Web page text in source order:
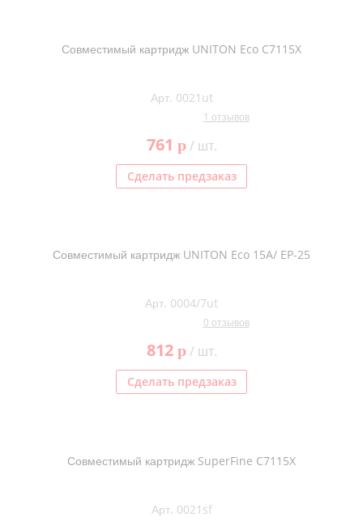
Совместимый картридж UNITON Eco C7115X
Арт. 0021ut
1 отзывов
761 p/ шт.
Сделать предзаказ
Совместимый картридж UNITON Eco 15A/ EP-25
Арт. 0004/7ut
0 отзывов
812 p/ шт.
Сделать предзаказ
Совместимый картридж SuperFine C7115X
Арт. 0021sf